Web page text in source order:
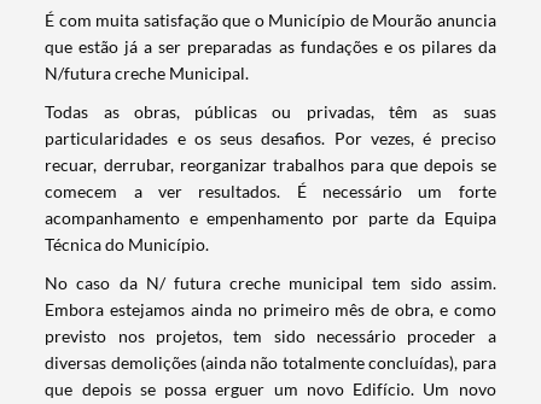
É com muita satisfação que o Município de Mourão anuncia
que estão já a ser preparadas as fundações e os pilares da
N/futura creche Municipal.
Todas as obras, públicas ou privadas, têm as suas
particularidades e os seus desafios. Por vezes, é preciso
recuar, derrubar, reorganizar trabalhos para que depois se
comecem a ver resultados. É necessário um forte
acompanhamento e empenhamento por parte da Equipa
Técnica do Município.
No caso da N/ futura creche municipal tem sido assim.
Embora estejamos ainda no primeiro mês de obra, e como
previsto nos projetos, tem sido necessário proceder a
diversas demolições (ainda não totalmente concluídas), para
que depois se possa erguer um novo Edifício. Um novo